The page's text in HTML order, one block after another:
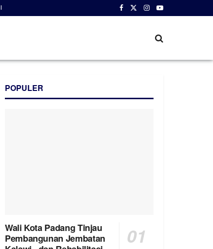
POPULER
Wali Kota Padang Tinjau
Pembangunan Jembatan